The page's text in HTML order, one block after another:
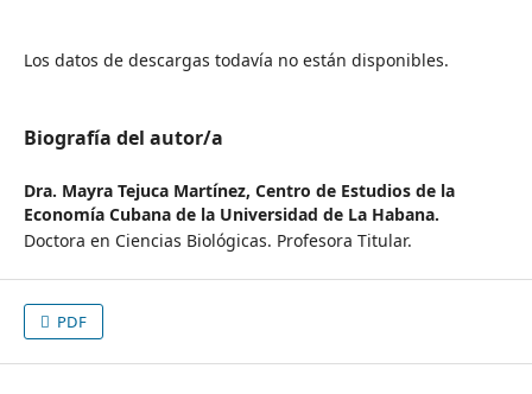
Los datos de descargas todavía no están disponibles.
Biografía del autor/a
Dra. Mayra Tejuca Martínez, Centro de Estudios de la
Economía Cubana de la Universidad de La Habana.
Doctora en Ciencias Biológicas. Profesora Titular.
PDF